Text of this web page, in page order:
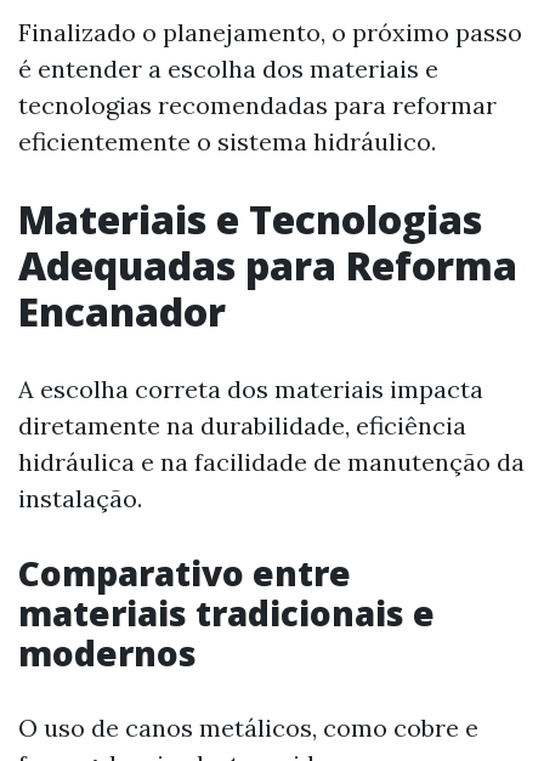
Finalizado o planejamento, o próximo passo
é entender a escolha dos materiais e
tecnologias recomendadas para reformar
eficientemente o sistema hidráulico.
Materiais e Tecnologias
Adequadas para Reforma
Encanador
A escolha correta dos materiais impacta
diretamente na durabilidade, eficiência
hidráulica e na facilidade de manutenção da
instalação.
Comparativo entre
materiais tradicionais e
modernos
O uso de canos metálicos, como cobre e